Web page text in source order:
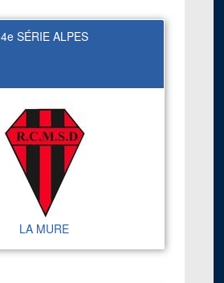
4e SÉRIE ALPES
LA MURE